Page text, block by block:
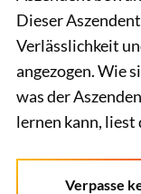
Dieser
Verlässlichkeit
angezogen. Wie
was der
lernen kann, liest
Verpasse